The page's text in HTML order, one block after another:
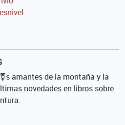
amantes de la montaña y la
novedades en libros sobre